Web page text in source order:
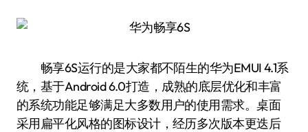
畅享6S运行的是大家都不陌生的华为EMUI 4.1系
统，基于Android 6.0打造，成熟的底层优化和丰富
的系统功能足够满足大多数用户的使用需求。桌面
采用扁平化风格的图标设计，经历多次版本更迭后